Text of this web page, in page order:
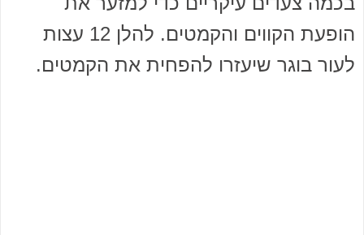
הופעת הקווים והקמטים. להלן 12 עצות
לעור בוגר שיעזרו להפחית את הקמטים.